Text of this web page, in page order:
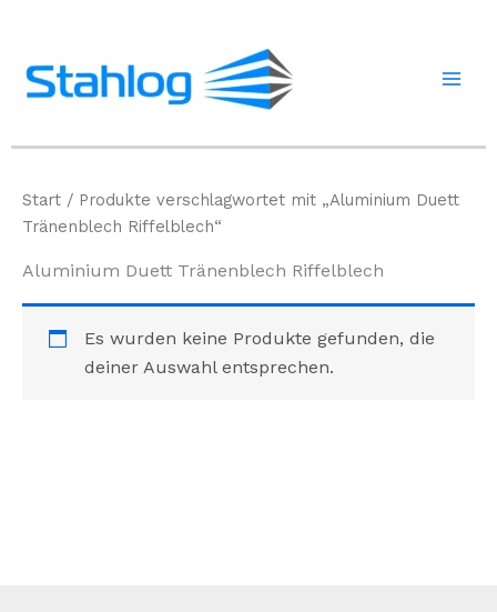
springen
Start / Produkte verschlagwortet mit „Aluminium Duett
Tränenblech Riffelblech“
Aluminium Duett Tränenblech Riffelblech
Es wurden keine Produkte gefunden, die
deiner Auswahl entsprechen.